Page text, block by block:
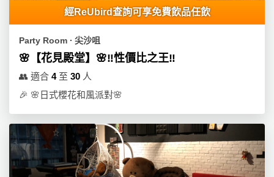
樂
體
驗
手
作
作
坊
經ReUbird查詢可享免費飲品任飲
Party Room ∙ 尖沙咀
🌸【花見殿堂】🌸‼️性價比之王‼️
👥 適合 4至 30 人
🎉 🌸日式櫻花和風派對🌸